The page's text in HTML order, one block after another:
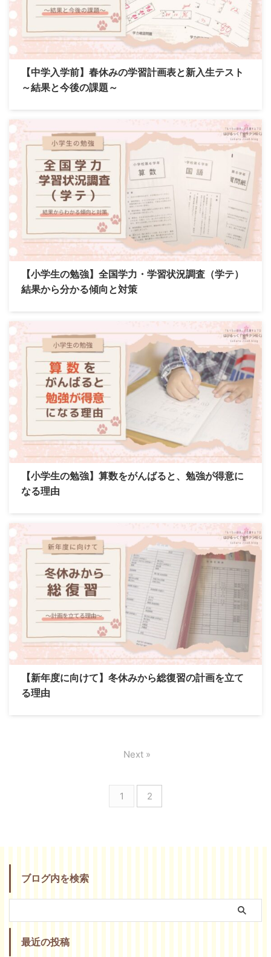
【中学入学前】春休みの学習計画表と新入生テスト
～結果と今後の課題～
【小学生の勉強】全国学力・学習状況調査（学テ）
結果から分かる傾向と対策
【小学生の勉強】算数をがんばると、勉強が得意に
なる理由
【新年度に向けて】冬休みから総復習の計画を立て
る理由
1 2
Next »
ブログ内を検索
最近の投稿